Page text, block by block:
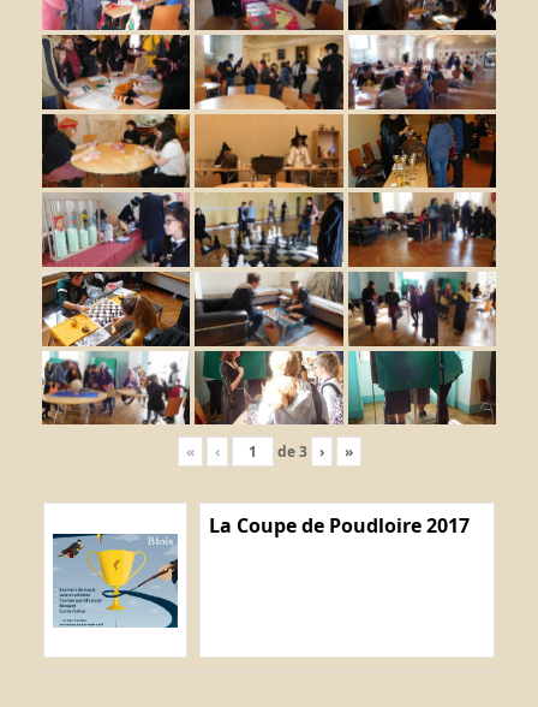
« ‹ de3 › »
La Coupe de Poudloire 2017